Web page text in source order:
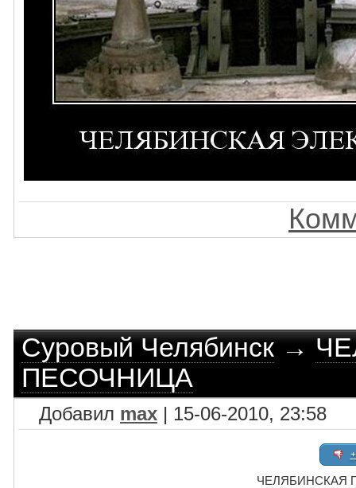
Суровый Челябинск→
ПЕСОЧНИЦА
Добавил max | 15-06-2010, 23:58
ЧЕЛЯБИНСКАЯ